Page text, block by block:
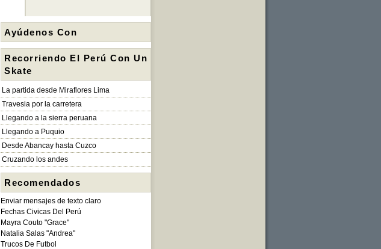
Ayúdenos Con
Recorriendo El Perú Con Un
Skate
La partida desde Miraflores Lima
Travesia por la carretera
Llegando a la sierra peruana
Llegando a Puquio
Desde Abancay hasta Cuzco
Cruzando los andes
Recomendados
Enviar mensajes de texto claro
Fechas Civicas Del Perú
Mayra Couto "Grace"
Natalia Salas "Andrea"
Trucos De Futbol